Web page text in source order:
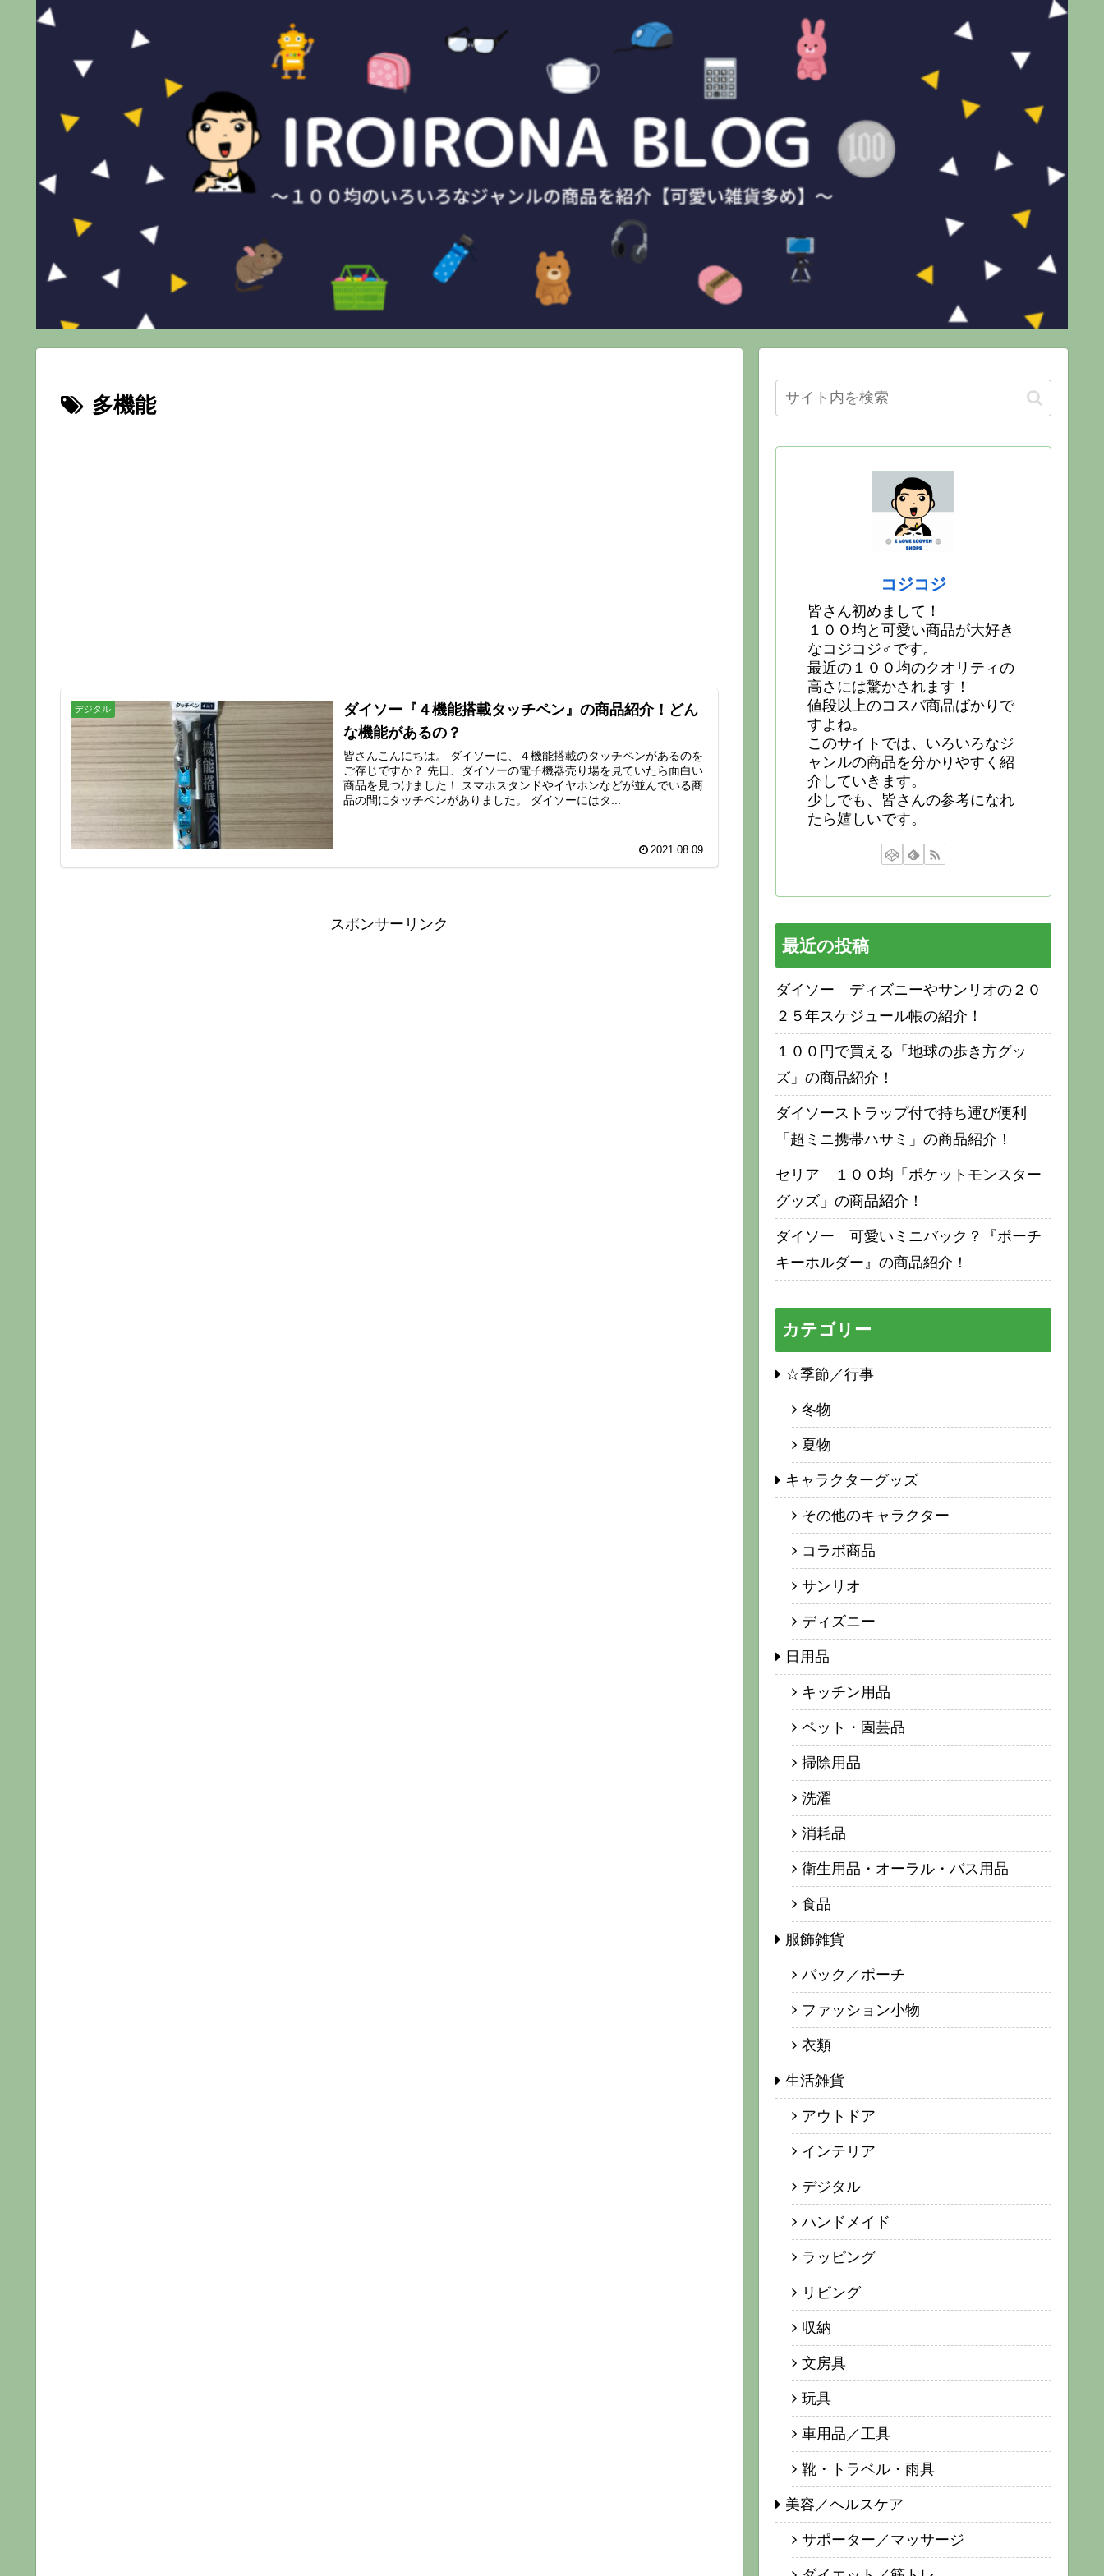
多機能
デジタル
ダイソー『４機能搭載タッチペン』の商品紹介！どん
な機能があるの？
皆さんこんにちは。 ダイソーに、４機能搭載のタッチペンがあるのを
ご存じですか？ 先日、ダイソーの電子機器売り場を見ていたら面白い
商品を見つけました！ スマホスタンドやイヤホンなどが並んでいる商
品の間にタッチペンがありました。 ダイソーにはタ...
2021.08.09
スポンサーリンク
コジコジ
皆さん初めまして！
１００均と可愛い商品が大好き
なコジコジ♂です。
最近の１００均のクオリティの
高さには驚かされます！
値段以上のコスパ商品ばかりで
すよね。
このサイトでは、いろいろなジ
ャンルの商品を分かりやすく紹
介していきます。
少しでも、皆さんの参考になれ
たら嬉しいです。
最近の投稿
ダイソー ディズニーやサンリオの２０
２５年スケジュール帳の紹介！
１００円で買える「地球の歩き方グッ
ズ」の商品紹介！
ダイソーストラップ付で持ち運び便利
「超ミニ携帯ハサミ」の商品紹介！
セリア １００均「ポケットモンスター
グッズ」の商品紹介！
ダイソー 可愛いミニバック？『ポーチ
キーホルダー』の商品紹介！
カテゴリー
☆季節／行事
冬物
夏物
キャラクターグッズ
その他のキャラクター
コラボ商品
サンリオ
ディズニー
日用品
キッチン用品
ペット・園芸品
掃除用品
洗濯
消耗品
衛生用品・オーラル・バス用品
食品
服飾雑貨
バック／ポーチ
ファッション小物
衣類
生活雑貨
アウトドア
インテリア
デジタル
ハンドメイド
ラッピング
リビング
収納
文房具
玩具
車用品／工具
靴・トラベル・雨具
美容／ヘルスケア
サポーター／マッサージ